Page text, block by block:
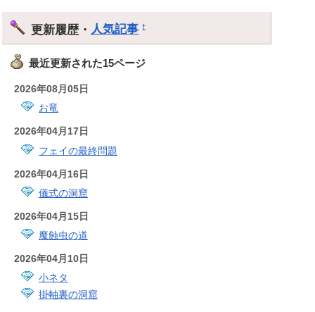
更新履歴・ 人気記事 †
最近更新された15ページ
2026年08月05日
お竜
2026年04月17日
フェイの最終問題
2026年04月16日
儀式の洞窟
2026年04月15日
魔蝕虫の道
2026年04月10日
小ネタ
掛軸裏の洞窟